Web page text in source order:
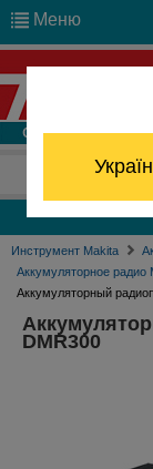
Меню
Инструмент Makita
Аккумуляторное радио
Аккумуляторный
DMR300